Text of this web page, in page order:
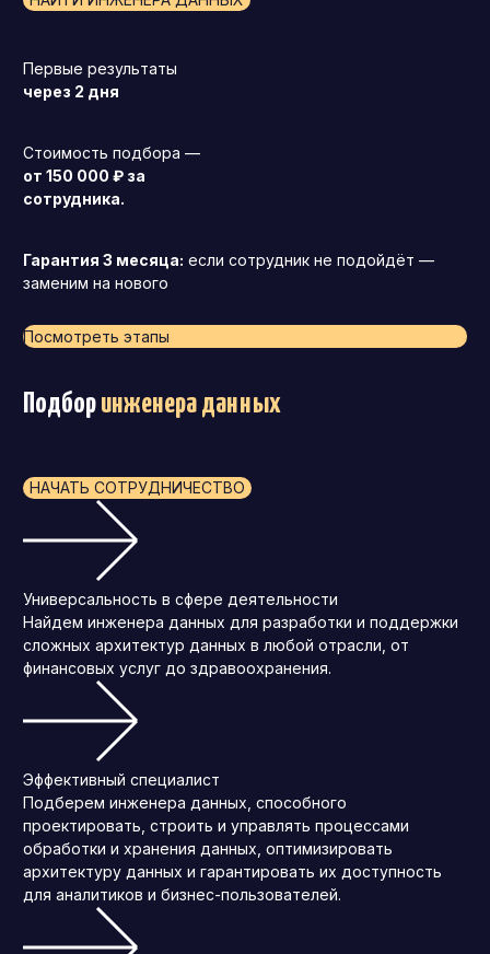
Первые результаты
через 2 дня
Стоимость подбора —
от 150 000 ₽ за
сотрудника.
Гарантия 3 месяца: если сотрудник не подойдёт —
заменим на нового
Посмотреть этапы
Подборинженера данных
НАЧАТЬ СОТРУДНИЧЕСТВО
Универсальность в сфере деятельности
Найдем инженера данных для разработки и поддержки
сложных архитектур данных в любой отрасли, от
финансовых услуг до здравоохранения.
Эффективный специалист
Подберем инженера данных, способного
проектировать, строить и управлять процессами
обработки и хранения данных, оптимизировать
архитектуру данных и гарантировать их доступность
для аналитиков и бизнес-пользователей.